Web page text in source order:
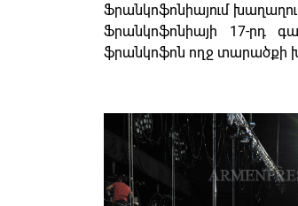
Ֆրանկոֆոնիայում
Ֆրանկոֆոնիայի 17-րդ
ֆրանկոֆոն ողջ տարածքի